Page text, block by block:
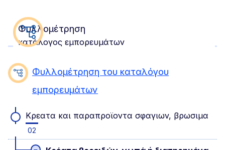
Φυλλομέτρηση
κατάλογος εμπορευμάτων
Φυλλομέτρηση του καταλόγου
εμπορευμάτων
Κρεατα και παραπροϊοντα σφαγιων, βρωσιμα
02